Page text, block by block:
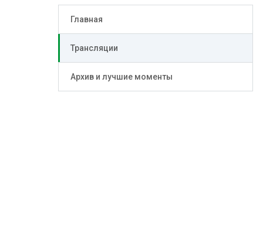
Главная
Трансляции
Архив и лучшие моменты